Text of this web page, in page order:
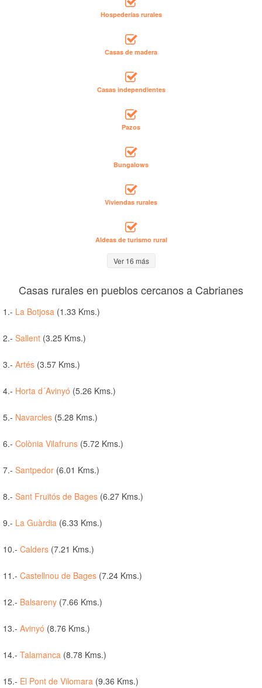
Hospederías rurales
Casas de madera
Casas independientes
Pazos
Bungalows
Viviendas rurales
Aldeas de turismo rural
Ver 16 más
Casas rurales en pueblos cercanos a Cabrianes
1.- La Botjosa (1.33 Kms.)
2.- Sallent (3.25 Kms.)
3.- Artés (3.57 Kms.)
4.- Horta d´Avinyó (5.26 Kms.)
5.- Navarcles (5.28 Kms.)
6.- Colònia Vilafruns (5.72 Kms.)
7.- Santpedor (6.01 Kms.)
8.- Sant Fruitós de Bages (6.27 Kms.)
9.- La Guàrdia (6.33 Kms.)
10.- Calders (7.21 Kms.)
11.- Castellnou de Bages (7.24 Kms.)
12.- Balsareny (7.66 Kms.)
13.- Avinyó (8.76 Kms.)
14.- Talamanca (8.78 Kms.)
15.- El Pont de Vilomara (9.36 Kms.)